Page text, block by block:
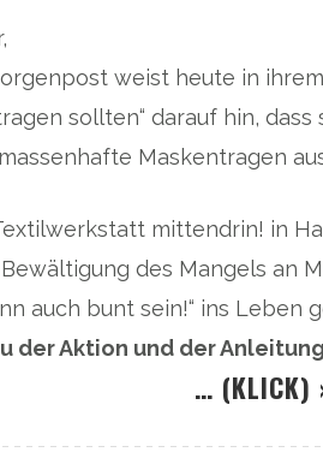
weist heute in
sollten“ darauf hin,
Maskentragen
mittendrin! in
des Mangels an
auch bunt sein!“ ins Leben
der Aktion und der
… (KLICK)